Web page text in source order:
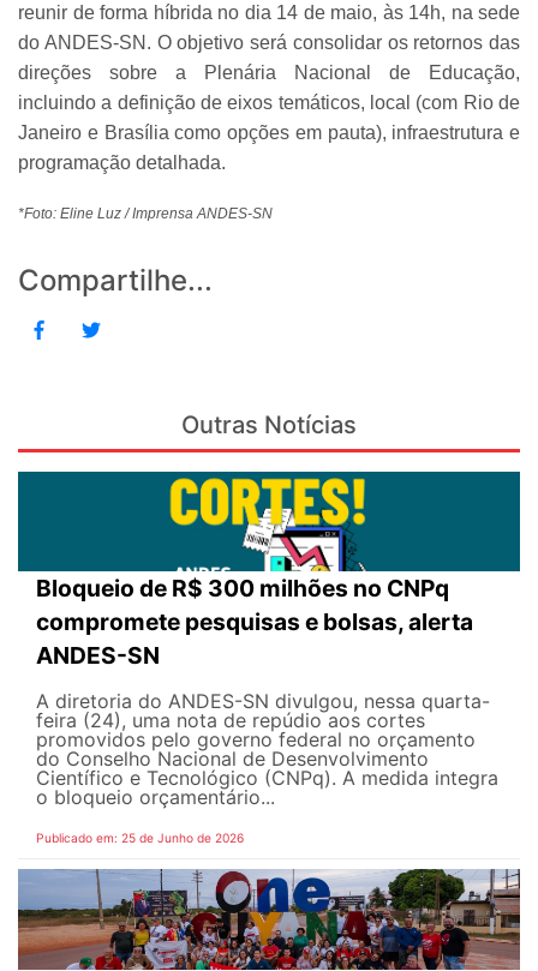
reunir de forma híbrida no dia 14 de maio, às 14h, na sede
do ANDES-SN. O objetivo será consolidar os retornos das
direções sobre a Plenária Nacional de Educação,
incluindo a definição de eixos temáticos, local (com Rio de
Janeiro e Brasília como opções em pauta), infraestrutura e
programação detalhada.
*Foto: Eline Luz / Imprensa ANDES-SN
Compartilhe...
Outras Notícias
Bloqueio de R$ 300 milhões no CNPq
compromete pesquisas e bolsas, alerta
ANDES-SN
A diretoria do ANDES-SN divulgou, nessa quarta-
feira (24), uma nota de repúdio aos cortes
promovidos pelo governo federal no orçamento
do Conselho Nacional de Desenvolvimento
Científico e Tecnológico (CNPq). A medida integra
o bloqueio orçamentário...
Publicado em: 25 de Junho de 2026